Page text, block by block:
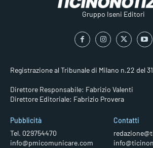
Gruppo Iseni Editori
Registrazione al Tribunale di Milano n.22 del
Direttore Responsabile: Fabrizio Valenti
Direttore Editoriale: Fabrizio Provera
Pubblicità
Tel. 029754470
info@pmicomunicare.com
Contatti